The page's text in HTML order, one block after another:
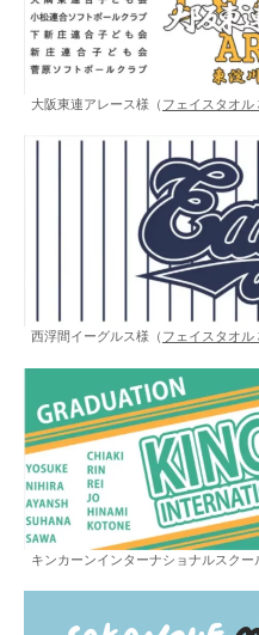
大阪東連アレース様（ フェイスタオル
西浮間イーグルス様（ フェイスタオル
キンカーンインターナショナルスクー